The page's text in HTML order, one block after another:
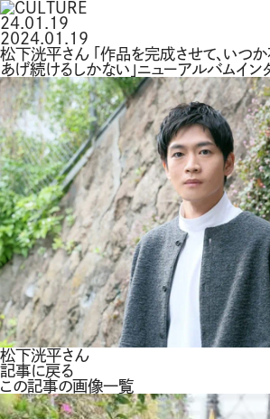
24.01.19
2024.01.19
松下洸平さん 「作品を完成させて、いつ
あげ続けるしかない」ニューアルバムイン
松下洸平さん
記事に戻る
この記事の画像一覧